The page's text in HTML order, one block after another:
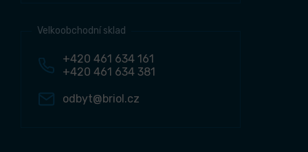
Velkoobchodní sklad
+420 461 634 161
+420 461 634 381
odbyt@briol.cz